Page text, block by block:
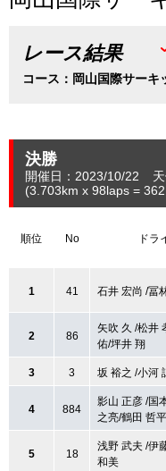
レース結果
コース：岡山国際サーキ
決勝
開催日：2023/10/22
(3.703km x 98laps =
順位 No ドラ
1 41 石井 宏尚 /冨
2 86
矢吹 久 /松井
佑/坪井 翔
3 3 坂 裕之 /小河
4 884
影山 正彦 /国
之亮/鶴田 哲平
5 18
浅野 武夫 /伊
和美